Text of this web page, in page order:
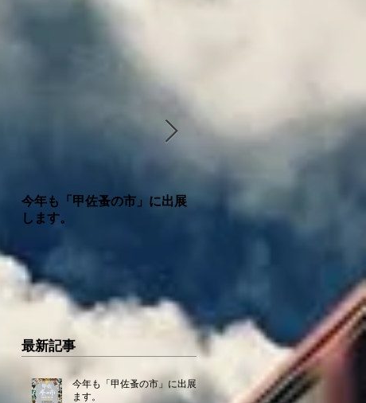
今年も「甲佐蚤の市」に出展
します。
またまたお邪魔します!!
最新記事
今年も「甲佐蚤の市」に出展し
ます。